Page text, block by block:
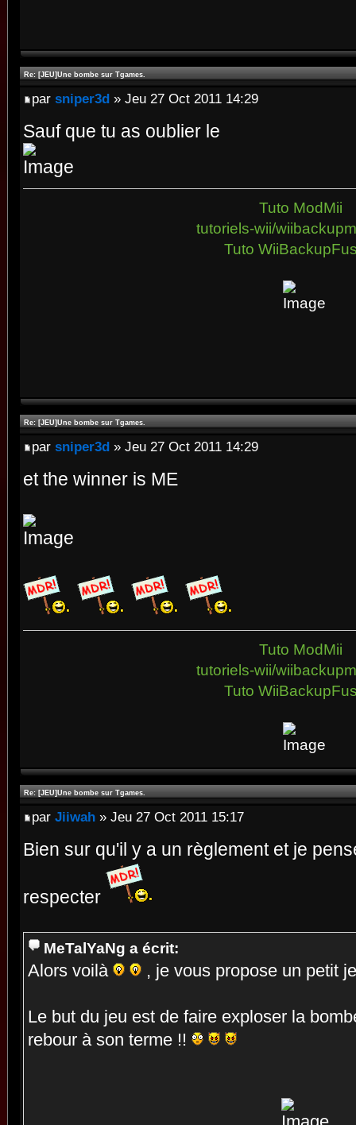
Re: [JEU]Une bombe sur Tgames.
par sniper3d » Jeu 27 Oct 2011 14:29
Sauf que tu as oublier le
Tuto ModMii
tutoriels-wii/
Tuto
Re: [JEU]Une bombe sur Tgames.
par sniper3d » Jeu 27 Oct 2011 14:29
et the winner is ME
Tuto ModMii
tutoriels-wii/
Tuto
Re: [JEU]Une bombe sur Tgames.
par Jiiwah » Jeu 27 Oct 2011 15:17
Bien sur qu'il y a un règlement et je
respecter
MeTalYaNg a écrit:
Alors voilà , je vous propose un petit
Le but du jeu est de faire exploser la
rebour à son terme !!